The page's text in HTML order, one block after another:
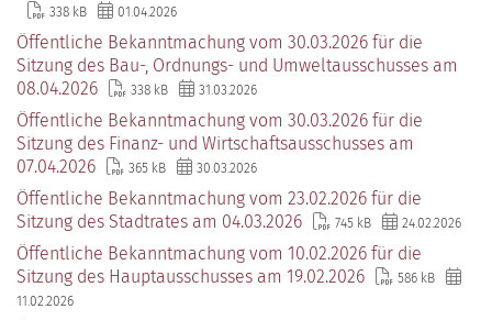
338 kB 01.04.2026
Öffentliche Bekanntmachung vom 30.03.2026 für die
Sitzung des Bau-, Ordnungs- und Umweltausschusses am
08.04.2026
338 kB 31.03.2026
Öffentliche Bekanntmachung vom 30.03.2026 für die
Sitzung des Finanz- und Wirtschaftsausschusses am
07.04.2026
365 kB 30.03.2026
Öffentliche Bekanntmachung vom 23.02.2026 für die
Sitzung des Stadtrates am 04.03.2026
745 kB 24.02.2026
Öffentliche Bekanntmachung vom 10.02.2026 für die
Sitzung des Hauptausschusses am 19.02.2026
586 kB
11.02.2026